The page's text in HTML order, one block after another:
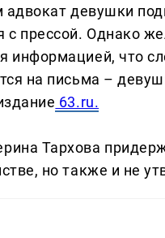
девушки
с прессой. Однако
информацией, что
на письма –
63.ru.
Тархова
но также и не